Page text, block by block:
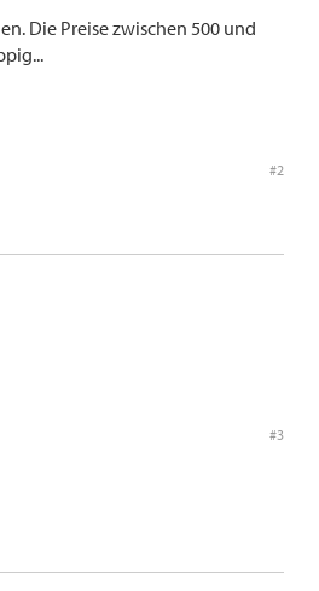
Die Preise zwischen 500 und
#2
#3